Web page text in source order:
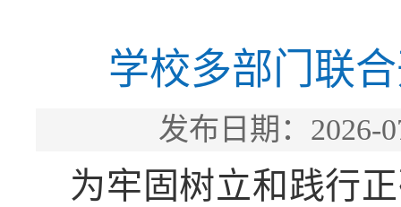
学校多部门联
发布日期：
为牢固树立和践行